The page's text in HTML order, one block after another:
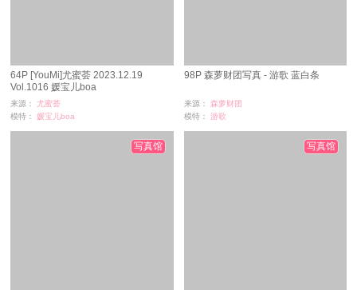
64P [YouMi]尤蜜荟 2023.12.19
Vol.1016 媛宝儿boa
来源：
尤蜜荟
模特：
媛宝儿boa
98P 森萝财团写真 - 游歌 蓝白条
来源：
森萝财团
模特：
游歌
写真馆 写真馆